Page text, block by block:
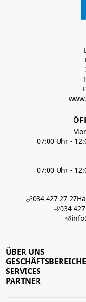
07:00 Uhr -
07:00 Uhr -
034 427 27 27
034
ÜBER UNS
GESCHÄFTSBEREICHE
SERVICES
PARTNER